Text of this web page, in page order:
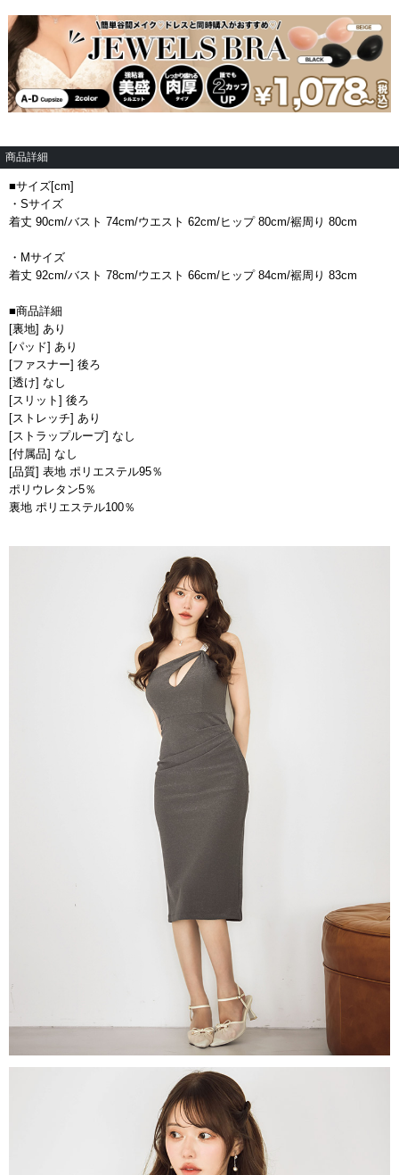
商品詳細
■サイズ[cm]
・Sサイズ
着丈 90cm/バスト 74cm/ウエスト 62cm/ヒップ 80cm/裾周り 80cm
・Mサイズ
着丈 92cm/バスト 78cm/ウエスト 66cm/ヒップ 84cm/裾周り 83cm
■商品詳細
[裏地] あり
[パッド] あり
[ファスナー] 後ろ
[透け] なし
[スリット] 後ろ
[ストレッチ] あり
[ストラップループ] なし
[付属品] なし
[品質] 表地 ポリエステル95％
ポリウレタン5％
裏地 ポリエステル100％